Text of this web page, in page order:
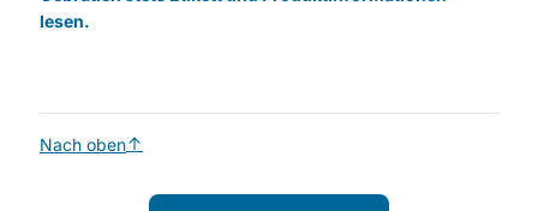
lesen.
Nach oben